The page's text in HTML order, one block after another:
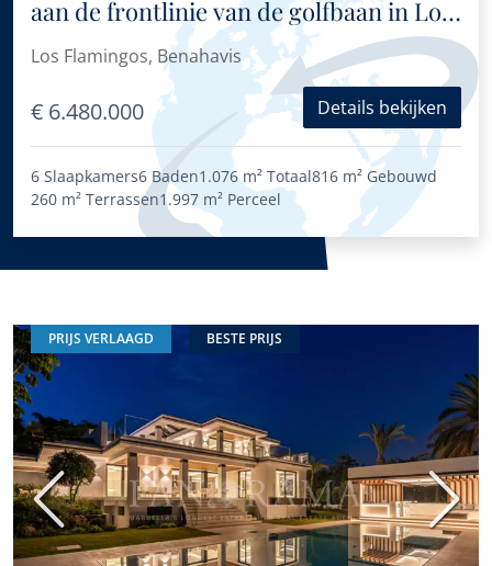
aan de frontlinie van de golfbaan in Los
Flamingos
Los Flamingos, Benahavis
€ 6.480.000 Details bekijken
6 Slaapkamers6 Baden1.076 m² Totaal816 m² Gebouwd
260 m² Terrassen1.997 m² Perceel
PRIJS VERLAAGD BESTE PRIJS
Vorige